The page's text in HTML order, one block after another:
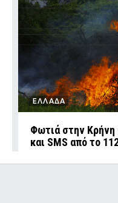
ΕΛΛΑΔΑ
Φωτιά στην
και SMS από το